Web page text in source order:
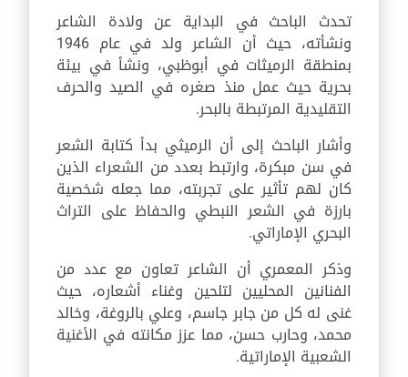
تحدث الباحث في البداية عن ولادة الشاعر
ونشأته، حيث أن الشاعر ولد في عام 1946
بمنطقة الرميثات في أبوظبي، ونشأ في بيئة
بحرية حيث عمل منذ صغره في الصيد والحرف
التقليدية المرتبطة بالبحر.
وأشار الباحث إلى أن الرميثي بدأ كتابة الشعر
في سن مبكرة، وارتبط بعدد من الشعراء الذين
كان لهم تأثير على تجربته، مما جعله شخصية
بارزة في الشعر النبطي والحفاظ على التراث
البحري الإماراتي.
وذكر المعمري أن الشاعر تعاون مع عدد من
الفنانين المحليين لتلحين وغناء أشعاره، حيث
غنى له كل من جابر جاسم، وعلي بالروغة، وخالد
محمد، وحارب حسن، مما عزز مكانته في الأغنية
الشعبية الإماراتية.